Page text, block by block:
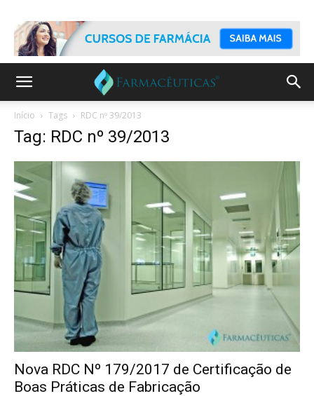
Início Tags RDC nº 39/2013
Tag: RDC nº 39/2013
Nova RDC Nº 179/2017 de Certificação de
Boas Práticas de Fabricação